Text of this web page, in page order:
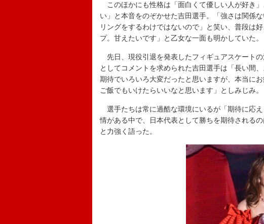
このほかにも性格は「面白くて優しい人が好き
い」と本音をのぞかせた吉田選手。「強さは関係
リングをするわけではないので」と笑い、普段は
プ。甘えたいです」と乙女な一面も明かしていた。
先日、現役引退を発表したフィギュアスケート
としてコメントを求められた吉田選手は「長い間
期待でいろいろ大変だったと思いますが、本当に
ご飯でもいけたらいいなと思います」としみじみ。
選手たちは常に過酷な環境にいるが「期待に応
情がある中で、日本代表として勝ちを期待される
と力強く語った。